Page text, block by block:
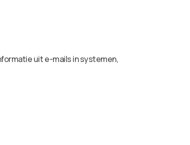
uit e-mails in systemen,